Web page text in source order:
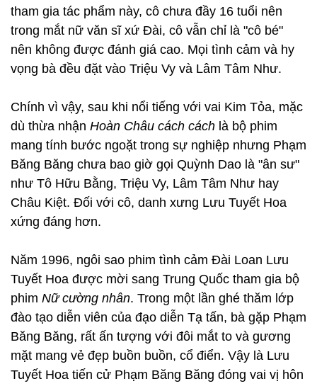
tham gia tác phẩm này, cô chưa đầy 16 tuổi nên
trong mắt nữ văn sĩ xứ Đài, cô vẫn chỉ là "cô bé"
nên không được đánh giá cao. Mọi tình cảm và hy
vọng bà đều đặt vào Triệu Vy và Lâm Tâm Như.
Chính vì vậy, sau khi nổi tiếng với vai Kim Tỏa, mặc
dù thừa nhận Hoàn Châu cách cách là bộ phim
mang tính bước ngoặt trong sự nghiệp nhưng Phạm
Băng Băng chưa bao giờ gọi Quỳnh Dao là "ân sư"
như Tô Hữu Bằng, Triệu Vy, Lâm Tâm Như hay
Châu Kiệt. Đối với cô, danh xưng Lưu Tuyết Hoa
xứng đáng hơn.
Năm 1996, ngôi sao phim tình cảm Đài Loan Lưu
Tuyết Hoa được mời sang Trung Quốc tham gia bộ
phim Nữ cường nhân. Trong một lần ghé thăm lớp
đào tạo diễn viên của đạo diễn Tạ tấn, bà gặp Phạm
Băng Băng, rất ấn tượng với đôi mắt to và gương
mặt mang vẻ đẹp buồn buồn, cổ điển. Vậy là Lưu
Tuyết Hoa tiến cử Phạm Băng Băng đóng vai vị hôn